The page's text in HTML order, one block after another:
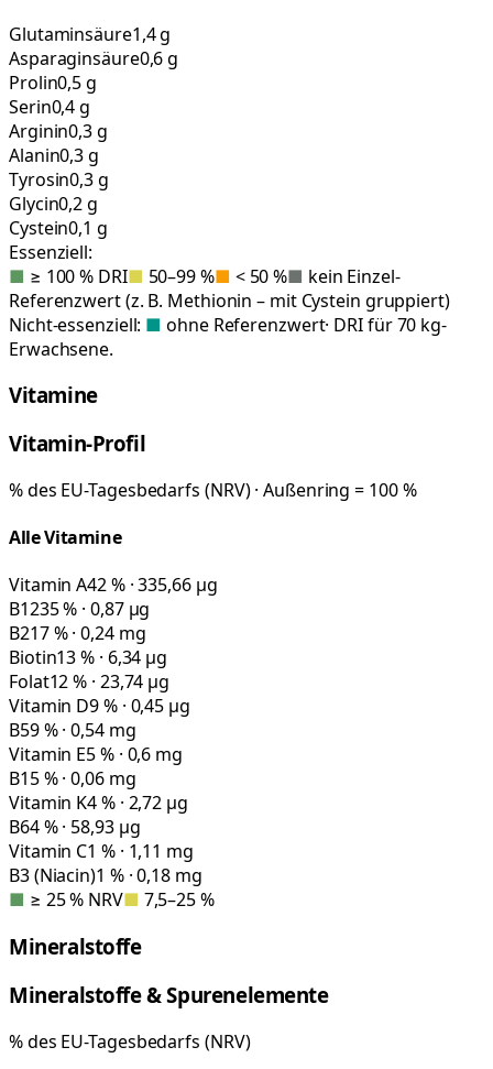
Glutaminsäure1,4 g
Asparaginsäure0,6 g
Prolin0,5 g
Serin0,4 g
Arginin0,3 g
Alanin0,3 g
Tyrosin0,3 g
Glycin0,2 g
Cystein0,1 g
Essenziell:
■ ≥ 100 % DRI■ 50–99 %■ < 50 %■ kein Einzel-
Referenzwert (z. B. Methionin – mit Cystein gruppiert)
Nicht-essenziell: ■ ohne Referenzwert· DRI für 70 kg-
Erwachsene.
Vitamine
Vitamin-Profil
% des EU-Tagesbedarfs (NRV) · Außenring = 100 %
Alle Vitamine
Vitamin A42 % · 335,66 µg
B1235 % · 0,87 µg
B217 % · 0,24 mg
Biotin13 % · 6,34 µg
Folat12 % · 23,74 µg
Vitamin D9 % · 0,45 µg
B59 % · 0,54 mg
Vitamin E5 % · 0,6 mg
B15 % · 0,06 mg
Vitamin K4 % · 2,72 µg
B64 % · 58,93 µg
Vitamin C1 % · 1,11 mg
B3 (Niacin)1 % · 0,18 mg
■ ≥ 25 % NRV■ 7,5–25 %
Mineralstoffe
Mineralstoffe & Spurenelemente
% des EU-Tagesbedarfs (NRV)